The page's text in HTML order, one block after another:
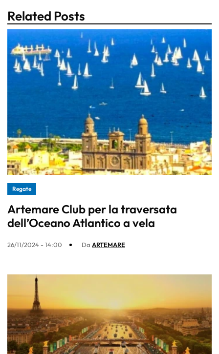
Related Posts
Regate
Artemare Club per la traversata
dell’Oceano Atlantico a vela
26/11/2024 - 14:00 Da ARTEMARE